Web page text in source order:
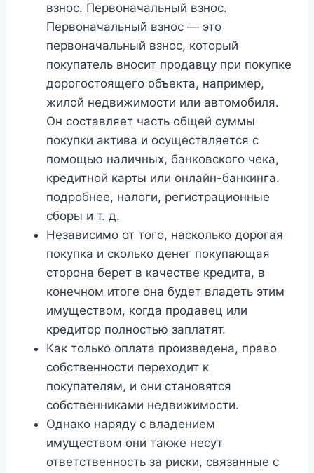
взнос. Первоначальный взнос.
Первоначальный взнос — это
первоначальный взнос, который
покупатель вносит продавцу при покупке
дорогостоящего объекта, например,
жилой недвижимости или автомобиля.
Он составляет часть общей суммы
покупки актива и осуществляется с
помощью наличных, банковского чека,
кредитной карты или онлайн-банкинга.
подробнее, налоги, регистрационные
сборы и т. д.
Независимо от того, насколько дорогая
покупка и сколько денег покупающая
сторона берет в качестве кредита, в
конечном итоге она будет владеть этим
имуществом, когда продавец или
кредитор полностью заплатят.
Как только оплата произведена, право
собственности переходит к
покупателям, и они становятся
собственниками недвижимости.
Однако наряду с владением
имуществом они также несут
ответственность за риски, связанные с